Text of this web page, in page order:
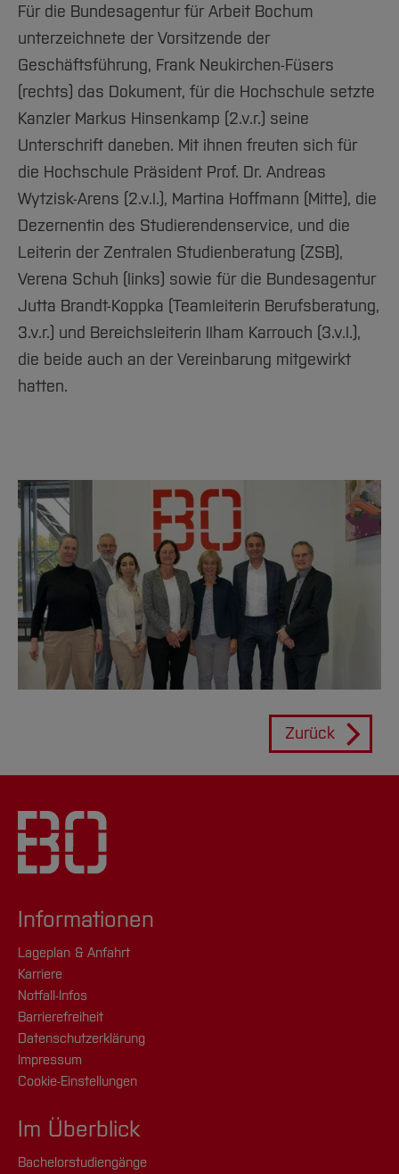
Für die Bundesagentur für Arbeit Bochum
unterzeichnete der Vorsitzende der
Geschäftsführung, Frank Neukirchen-Füsers
(rechts) das Dokument, für die Hochschule setzte
Kanzler Markus Hinsenkamp (2.v.r.) seine
Unterschrift daneben. Mit ihnen freuten sich für
die Hochschule Präsident Prof. Dr. Andreas
Wytzisk-Arens (2.v.l.), Martina Hoffmann (Mitte), die
Dezernentin des Studierendenservice, und die
Leiterin der Zentralen Studienberatung (ZSB),
Verena Schuh (links) sowie für die Bundesagentur
Jutta Brandt-Koppka (Teamleiterin Berufsberatung,
3.v.r.) und Bereichsleiterin Ilham Karrouch (3.v.l.),
die beide auch an der Vereinbarung mitgewirkt
hatten.
Zurück
Informationen
Lageplan & Anfahrt
Karriere
Notfall-Infos
Barrierefreiheit
Datenschutzerklärung
Impressum
Cookie-Einstellungen
Im Überblick
Bachelorstudiengänge